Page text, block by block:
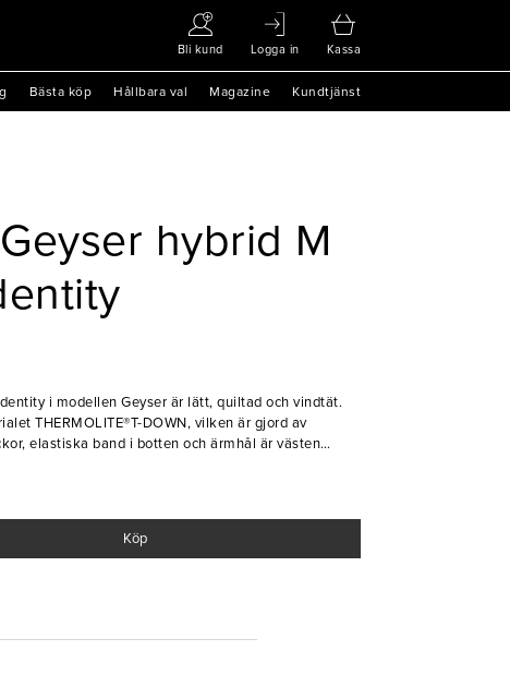
Bli kund Logga in Kassa
Bästa köp Hållbara val Magazine Kundtjänst
hybrid M
i modellen Geyser är lätt, quiltad och vindtät.
THERMOLITE®T-DOWN, vilken är gjord av
elastiska band i botten och ärmhål är västen
Köp